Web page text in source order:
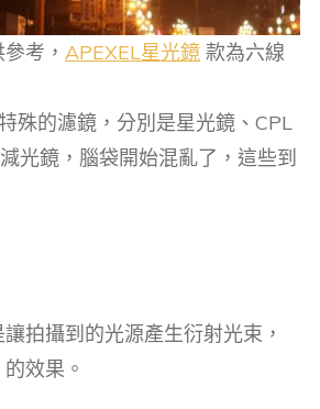
考， APEXEL星光鏡 款為六線
殊的濾鏡，分別是星光鏡、CPL
光鏡，腦袋開始混亂了，這些到
拍攝到的光源產生衍射光束，
效果。